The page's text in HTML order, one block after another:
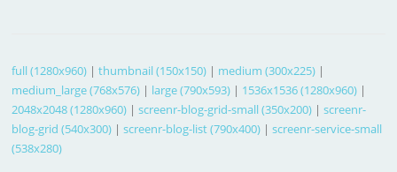
full (1280x960) |thumbnail (150x150) | medium (300x225) |
medium_large (768x576) | large (790x593) | 1536x1536 (1280x960) |
2048x2048 (1280x960) |screenr-blog-grid-small (350x200) |screenr-
blog-grid (540x300) |screenr-blog-list (790x400) |screenr-service-small
(538x280)